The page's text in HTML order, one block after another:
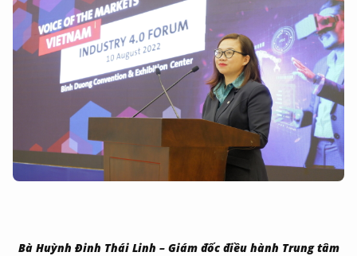
Bà Huỳnh Đinh Thái Linh – Giám đốc điều hành Trung tâm